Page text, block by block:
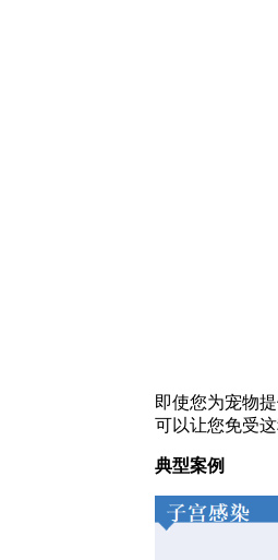
即使您为宠物
可以让您免受这
典型案例